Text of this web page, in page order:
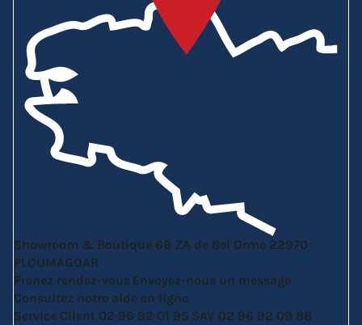
Showroom & Boutique 6B ZA de Bel Orme 22970
PLOUMAGOAR
Prenez rendez-vous Envoyez-nous un message
Consultez notre aide en ligne
Service Client 02 96 92 01 95 SAV 02 96 92 09 88